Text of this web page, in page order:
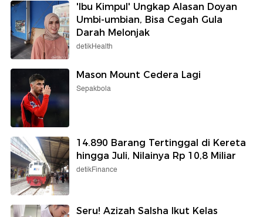
'Ibu Kimpul' Ungkap Alasan Doyan
Umbi-umbian, Bisa Cegah Gula
Darah Melonjak
detikHealth
Mason Mount Cedera Lagi
Sepakbola
14.890 Barang Tertinggal di Kereta
hingga Juli, Nilainya Rp 10,8 Miliar
detikFinance
Seru! Azizah Salsha Ikut Kelas